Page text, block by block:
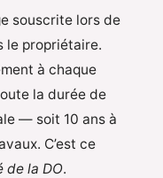
souscrite lors de
le propriétaire.
à chaque
la durée de
— soit 10 ans à
C’est ce
de la DO.